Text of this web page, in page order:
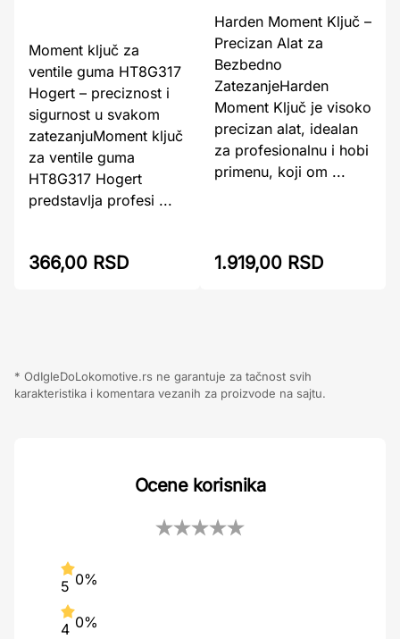
Moment ključ za
ventile guma HT8G317
Hogert – preciznost i
sigurnost u svakom
zatezanjuMoment ključ
za ventile guma
HT8G317 Hogert
predstavlja profesi ...
366,00 RSD
Harden Moment Ključ –
Precizan Alat za
Bezbedno
ZatezanjeHarden
Moment Ključ je visoko
precizan alat, idealan
za profesionalnu i hobi
primenu, koji om ...
1.919,00 RSD
* OdIgleDoLokomotive.rs ne garantuje za tačnost svih
karakteristika i komentara vezanih za proizvode na sajtu.
Ocene korisnika
5 0%
4 0%